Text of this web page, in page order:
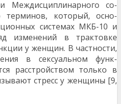
Междисциплинарного со­
терминов, который, осно­
системах МКБ-10 и
изменений в трактовке
у женщин. В частно­сти,
в сексуальном функ­
расстройством только в
стресс у женщины [9,